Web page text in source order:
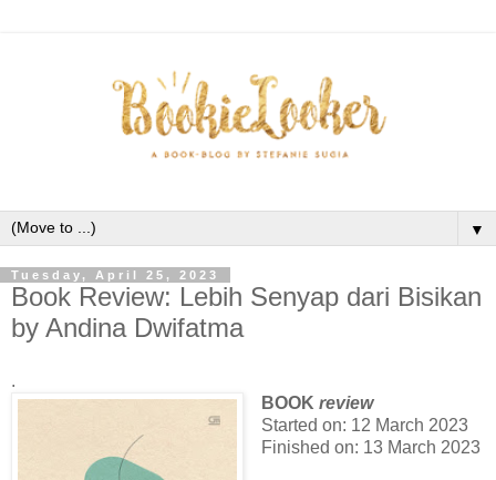
▼
Tuesday, April 25, 2023
Book Review: Lebih Senyap dari Bisikan
by Andina Dwifatma
.
BOOK review
Started on: 12 March 2023
Finished on: 13 March 2023